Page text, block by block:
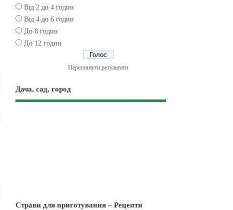
Від 2 до 4 годин
Від 4 до 6 годин
До 8 годин
До 12 годин
Переглянути результати
Дача, сад, город
Страви для приготування – Рецепти